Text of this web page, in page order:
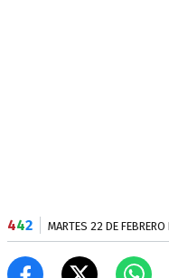
442 MARTES 22 DE